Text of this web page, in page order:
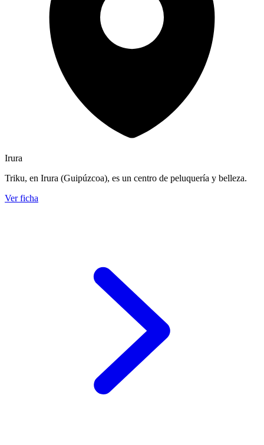
Irura
Triku, en Irura (Guipúzcoa), es un centro de peluquería y belleza.
Ver ficha